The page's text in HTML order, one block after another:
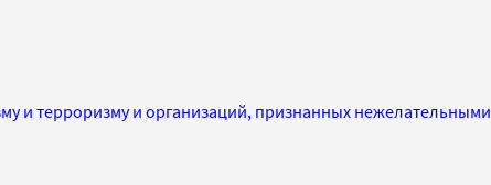
и терроризму и организаций, признанных нежелательными